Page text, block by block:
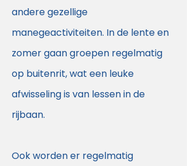
andere gezellige
manegeactiviteiten. In de lente en
zomer gaan groepen regelmatig
op buitenrit, wat een leuke
afwisseling is van lessen in de
rijbaan.
Ook worden er regelmatig